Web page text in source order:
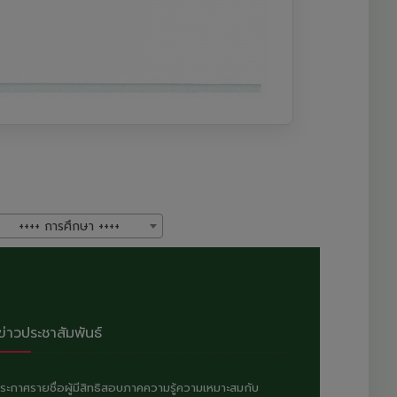
++++ การศึกษา ++++
าวประชาสัมพันธ์
ะกาศรายชื่อผู้มีสิทธิสอบภาคความรู้ความเหมาะสมกับ